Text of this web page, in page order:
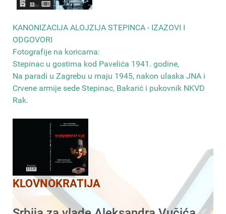
КANONIZACIJA ALOJZIJA STEPINCA - IZAZOVI I
ODGOVORI
Fotografije na koricama:
Stepinac u gostima kod Pavelića 1941. godine,
Na paradi u Zagrebu u maju 1945, nakon ulaska JNA i
Crvene armije sede Stepinac, Bakarić i pukovnik NKVD
Rak.
KLOVNOKRATIJA